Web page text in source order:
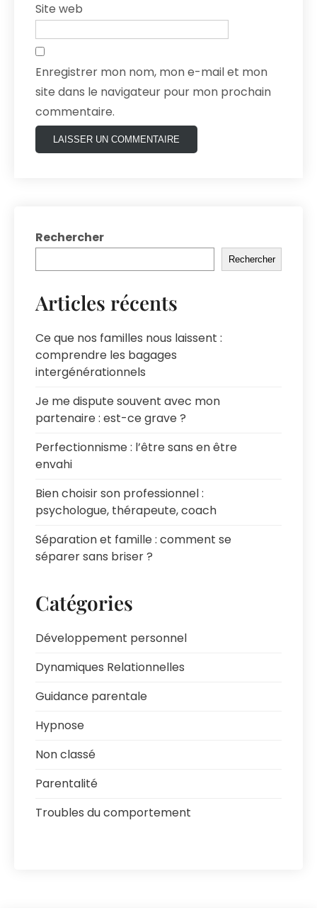
Site web
Enregistrer mon nom, mon e-mail et mon
site dans le navigateur pour mon prochain
commentaire.
Rechercher
Rechercher
Articles récents
Ce que nos familles nous laissent :
comprendre les bagages
intergénérationnels
Je me dispute souvent avec mon
partenaire : est-ce grave ?
Perfectionnisme : l’être sans en être
envahi
Bien choisir son professionnel :
psychologue, thérapeute, coach
Séparation et famille : comment se
séparer sans briser ?
Catégories
Développement personnel
Dynamiques Relationnelles
Guidance parentale
Hypnose
Non classé
Parentalité
Troubles du comportement